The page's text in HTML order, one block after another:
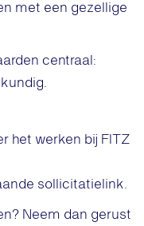
met een gezellige
centraal:
het werken bij FITZ
sollicitatielink.
Neem dan gerust